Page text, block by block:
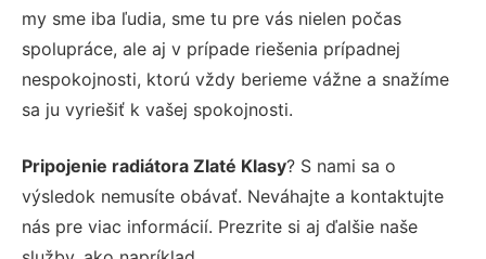
my sme iba ľudia, sme tu pre vás nielen počas
spolupráce, ale aj v prípade riešenia prípadnej
nespokojnosti, ktorú vždy berieme vážne a snažíme
sa ju vyriešiť k vašej spokojnosti.
Pripojenie radiátora Zlaté Klasy? S nami sa o
výsledok nemusíte obávať. Neváhajte a kontaktujte
nás pre viac informácií. Prezrite si aj ďalšie naše